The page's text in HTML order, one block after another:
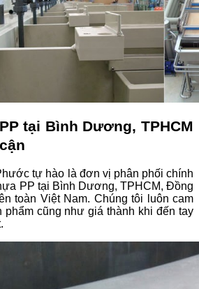
tại Bình Dương, TPHCM
tự hào là đơn vị phân phối chính
PP tại Bình Dương, TPHCM, Đồng
toàn Việt Nam. Chúng tôi luôn cam
phẩm cũng như giá thành khi đến tay